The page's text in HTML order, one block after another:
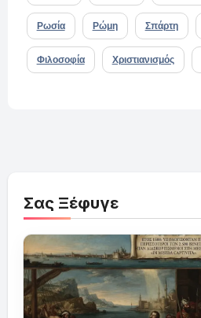
Ρωσία Ρώμη Σπάρτη
Φιλοσοφία Χριστιανισμός
Σας Ξέφυγε